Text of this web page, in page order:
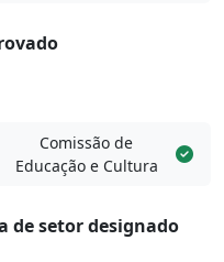
Comissão de
Educação e Cultura
de setor designado